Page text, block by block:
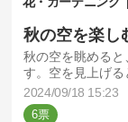
秋の空を楽し
秋の空を眺める
す。空を見上げ
2024/09/18 15:23
6